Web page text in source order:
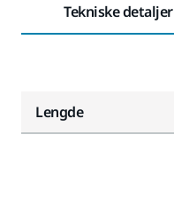
Tekniske detaljer
Lengde